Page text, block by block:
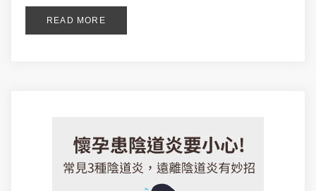
READ MORE